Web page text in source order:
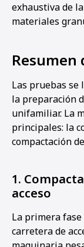
exhaustiva de
materiales
Resumen
Las pruebas se
la preparación
unifamiliar. La
principales: la
compactación
1.
acceso
La primera
carretera de